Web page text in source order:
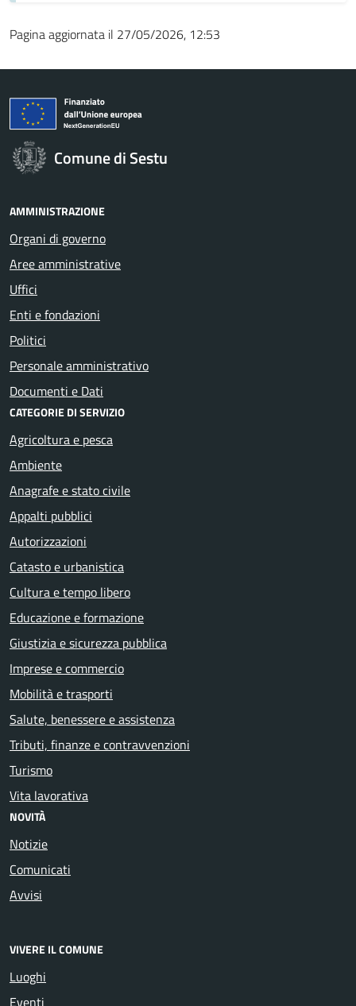
Pagina aggiornata il 27/05/2026, 12:53
Comune di Sestu
AMMINISTRAZIONE
Organi di governo
Aree amministrative
Uffici
Enti e fondazioni
Politici
Personale amministrativo
Documenti e Dati
CATEGORIE DI SERVIZIO
Agricoltura e pesca
Ambiente
Anagrafe e stato civile
Appalti pubblici
Autorizzazioni
Catasto e urbanistica
Cultura e tempo libero
Educazione e formazione
Giustizia e sicurezza pubblica
Imprese e commercio
Mobilità e trasporti
Salute, benessere e assistenza
Tributi, finanze e contravvenzioni
Turismo
Vita lavorativa
NOVITÀ
Notizie
Comunicati
Avvisi
VIVERE IL COMUNE
Luoghi
Eventi